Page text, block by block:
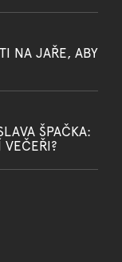
NA JAŘE, ABY
ŠPAČKA:
VEČEŘI?